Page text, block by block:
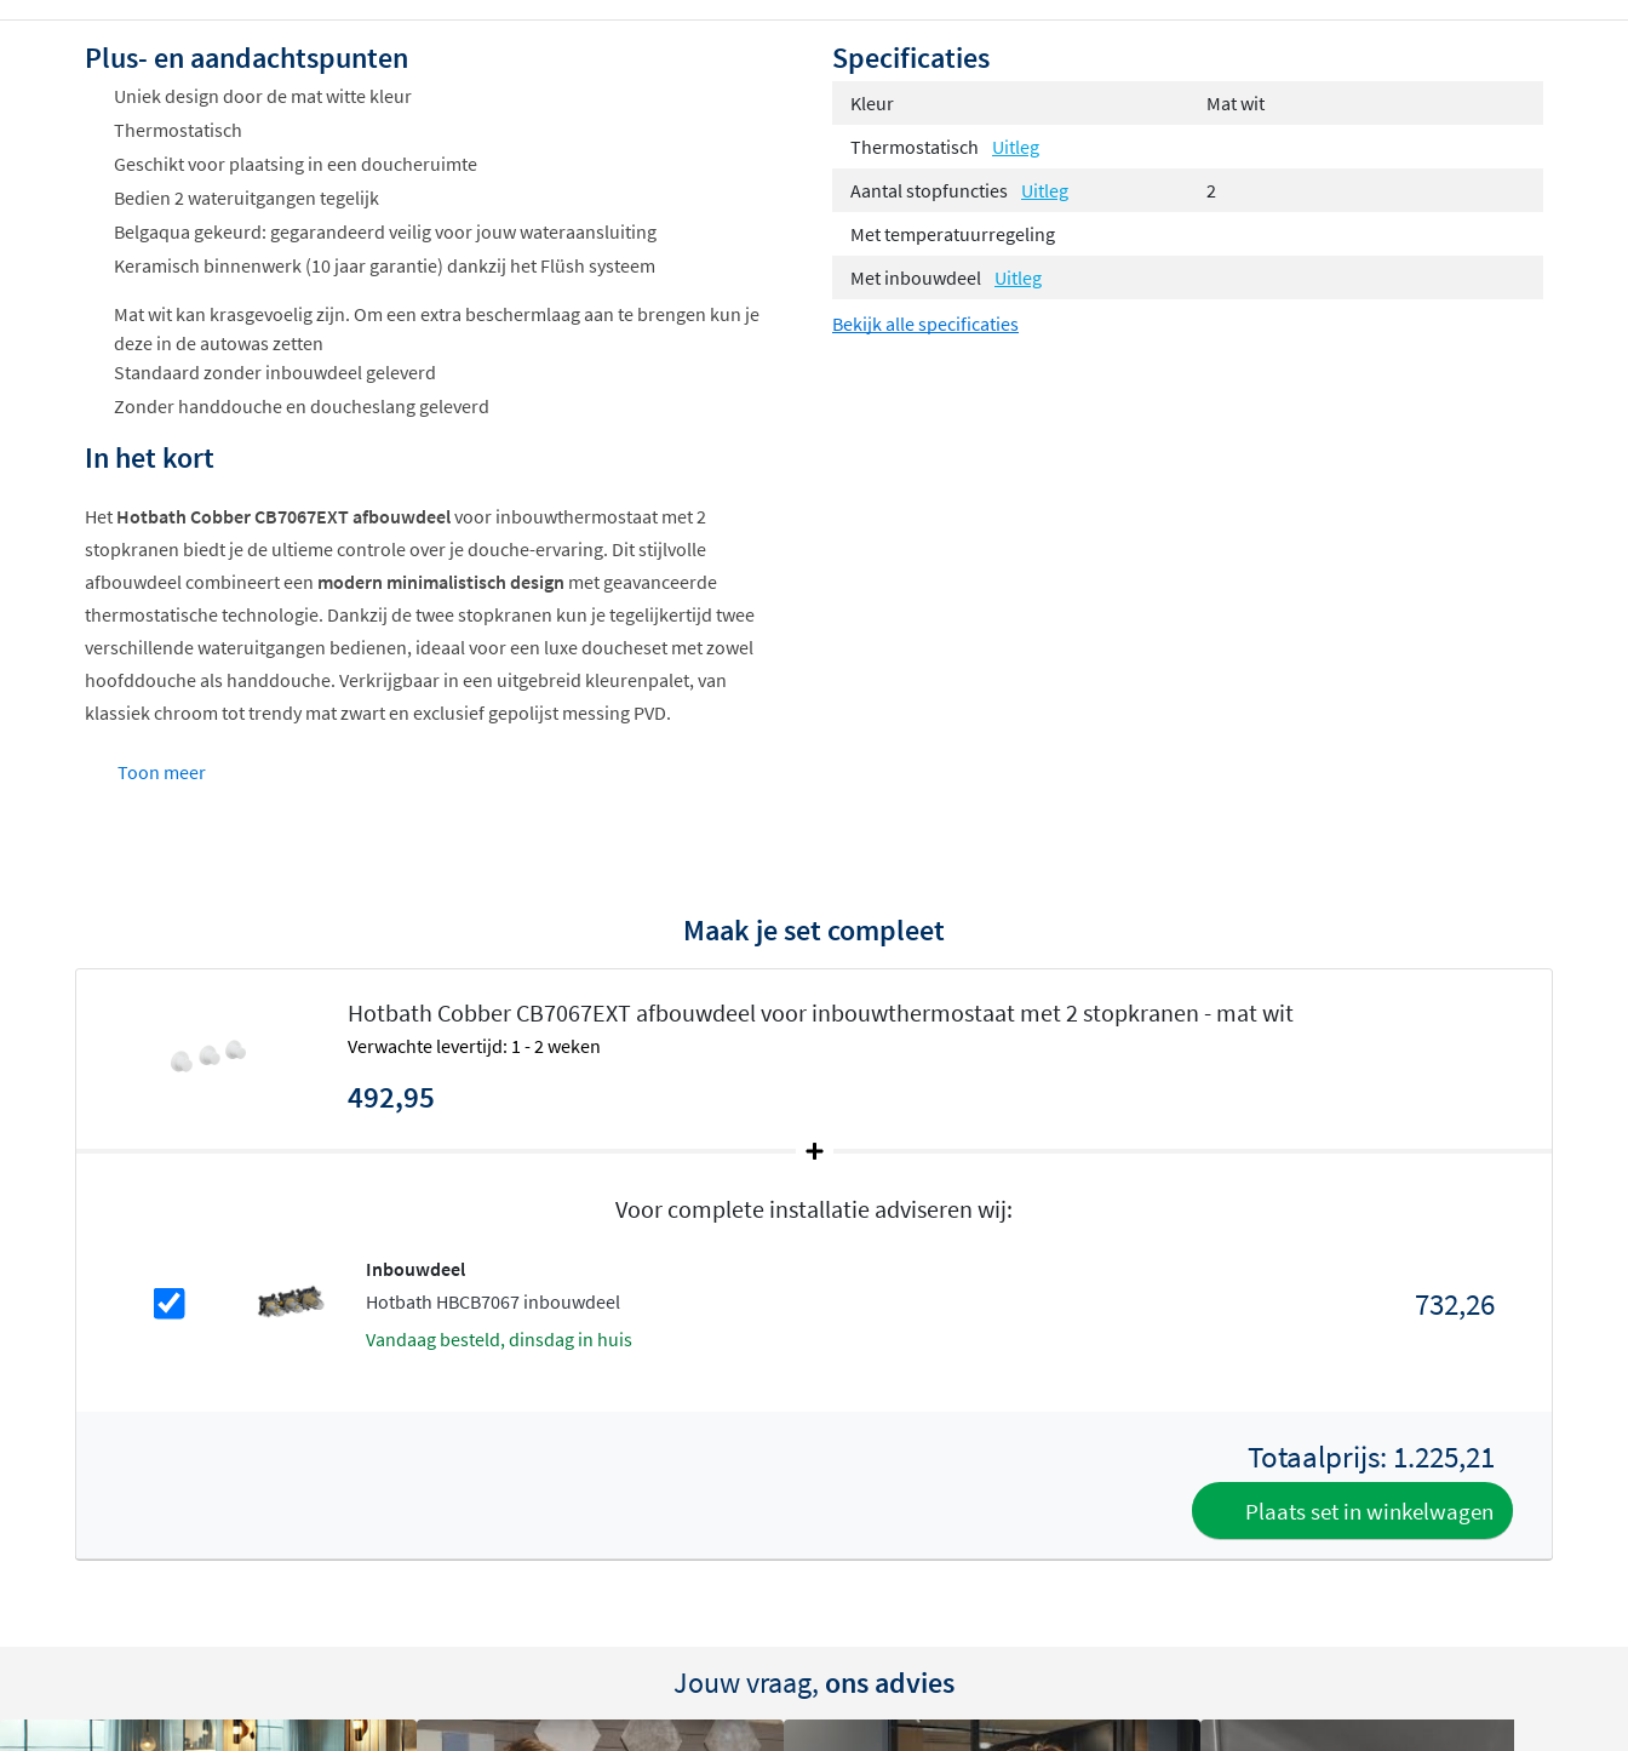
Plus- en aandachtspunten
Uniek design door de mat witte kleur
Thermostatisch
Geschikt voor plaatsing in een doucheruimte
Bedien 2 wateruitgangen tegelijk
Belgaqua gekeurd: gegarandeerd veilig voor jouw wateraansluiting
Keramisch binnenwerk (10 jaar garantie) dankzij het Flüsh systeem
Mat wit kan krasgevoelig zijn. Om een extra beschermlaag aan te brengen kun je
deze in de autowas zetten
Standaard zonder inbouwdeel geleverd
Zonder handdouche en doucheslang geleverd
In het kort
Het Hotbath Cobber CB7067EXT afbouwdeelvoor inbouwthermostaat met 2
stopkranen biedt je de ultieme controle over je douche-ervaring. Dit stijlvolle
afbouwdeel combineert een modern minimalistisch design met geavanceerde
thermostatische technologie. Dankzij de twee stopkranen kun je tegelijkertijd twee
verschillende wateruitgangen bedienen, ideaal voor een luxe doucheset met zowel
hoofddouche als handdouche. Verkrijgbaar in een uitgebreid kleurenpalet, van
klassiek chroom tot trendy mat zwart en exclusief gepolijst messing PVD.
Thermostatische temperatuurregeling
Dit product betreft alleen het afbouwdeel, wat betekent dat het bijbehorende
complete installatie. Dit geeft je wel de flexibiliteit om het inbouwdeel vooraf te
De Cobber collectie van Hotbath staat bekend om zijn industriële en tegelijk
elegante uitstraling
. Deze serie kenmerkt zich door strakke ronde vormen en een
brede keuze aan bijzondere afwerkingen. Of je nu kiest voor een warme koperen
tussen de uitgangen schakelt. De ingebouwde temperatuurbegrenzing biedt extra
veiligheid, vooral in gezinnen met kinderen.
Toon meer
Specificaties
Kleur
Mat wit
Thermostatisch
Uitleg
Aantal stopfuncties Uitleg
2
Met temperatuurregeling
Met inbouwdeel
Uitleg
Bekijk alle specificaties
Maak je set compleet
Hotbath Cobber CB7067EXT afbouwdeel voor inbouwthermostaat met 2 stopkranen - mat wit
Verwachte levertijd: 1 - 2 weken
492,95
Voor complete installatie adviseren wij:
Inbouwdeel
Hotbath HBCB7067 inbouwdeel
vandaag besteld, dinsdag in huis
732,26
Totaalprijs: 1.225,21
Plaats set in winkelwagen
Jouw vraag, ons advies